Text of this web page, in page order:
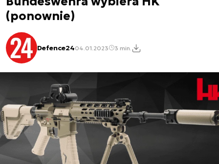
(ponownie)
Defence2404.01.2023 3 min.